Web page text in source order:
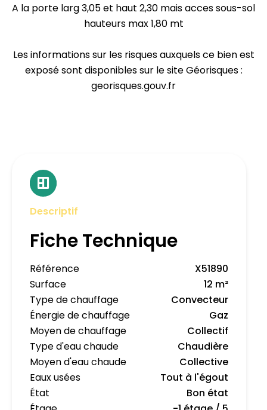
A la porte larg 3,05 et haut 2,30 mais acces sous-sol
hauteurs max 1,80 mt
Les informations sur les risques auxquels ce bien est
exposé sont disponibles sur le site Géorisques :
georisques.gouv.fr
Descriptif
Fiche Technique
Référence
X51890
Surface
12 m²
Type de chauffage
Convecteur
Énergie de chauffage
Gaz
Moyen de chauffage
Collectif
Type d'eau chaude
Chaudière
Moyen d'eau chaude
Collective
Eaux usées
Tout à l'égout
État
Bon état